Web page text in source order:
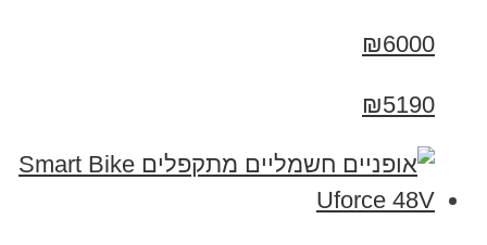
₪6000
₪5190